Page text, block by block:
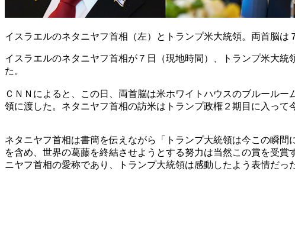
イスラエルのネタニヤフ首相（左）とトランプ米大統領。両首脳
イスラエルのネタニヤフ首相が７日（現地時間）、トランプ米大
た。
ＣＮＮによると、この日、両首脳は米ホワイトハウスのブルール
領に渡した。ネタニヤフ首相の訪米はトランプ政権２期目に入って
ネタニヤフ首相は書簡を伝えながら「トランプ大統領は今この瞬
を含め、世界の葛藤を終結させようとする努力は当然この賞を受
ニヤフ首相の愛称であり、トランプ大統領は感動したよう表情だっ